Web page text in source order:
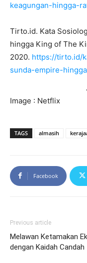
keagungan-hingga-
Tirto.id. Kata
hingga King of The
2020. https://tirto.id/
sunda-empire-
Image : Netflix
TAGS almasih
Facebook
Previous article
Melawan Ketamakan
dengan Kaidah Candah